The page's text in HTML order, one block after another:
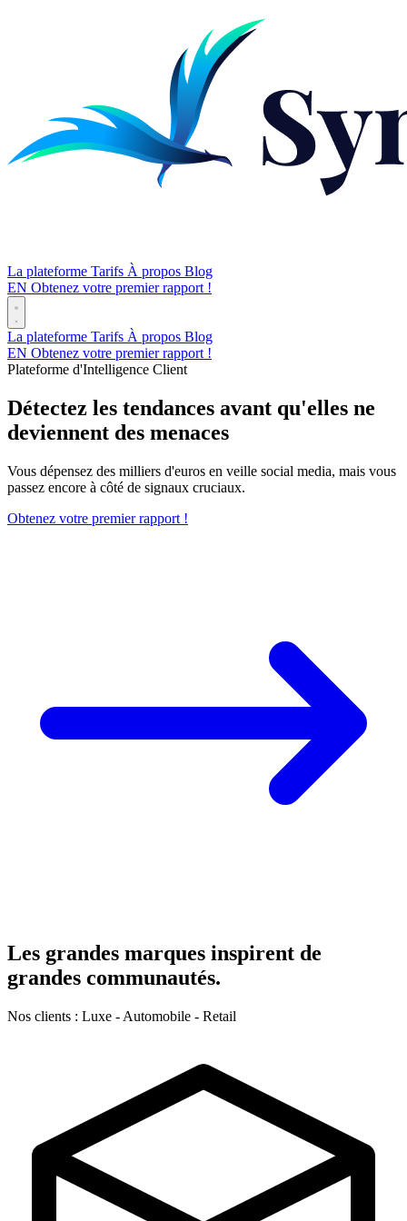
La plateforme Tarifs À propos Blog
EN Obtenez votre premier rapport !
La plateforme Tarifs À propos Blog
EN Obtenez votre premier rapport !
Plateforme d'Intelligence Client
Détectez les tendances avant qu'elles ne
deviennent des menaces
Vous dépensez des milliers d'euros en veille social media, mais vous
passez encore à côté de signaux cruciaux.
Obtenez votre premier rapport !
Les grandes marques inspirent de
grandes communautés.
Nos clients : Luxe - Automobile - Retail